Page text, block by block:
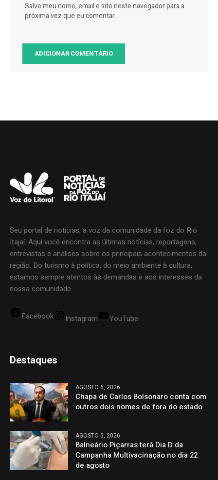
Salve meu nome, email e site neste navegador para a
próxima vez que eu comentar.
Seu portal de notícias, a voz da comunidade da foz do Rio
Itajaí. Aqui você encontra as últimas notícias, reportagens,
entrevistas e análises sobre os principais acontecimentos da
região. Do turismo à política, do meio ambiente à cultura,
estamos sempre atentos às demandas e aos interesses da
nossa comunidade.
Facebook Instagram YouTube
Destaques
AGOSTO 6, 2026
Chapa de Carlos Bolsonaro conta com
outros dois nomes de fora do estado
AGOSTO 5, 2026
Balneário Piçarras terá Dia D da
Campanha Multivacinação no dia 22
de agosto